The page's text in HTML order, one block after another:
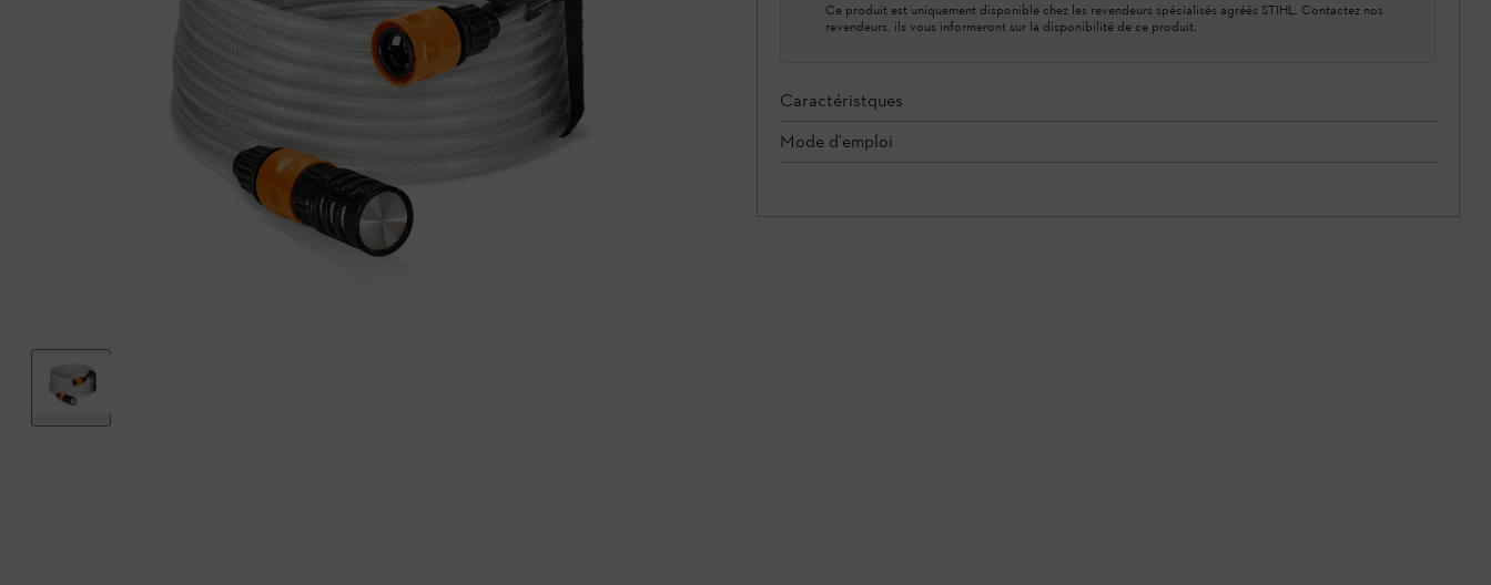
Ce produit est uniquement disponible chez les revendeurs spécialisés agréés STIHL. Contactez nos
revendeurs, ils vous informeront sur la disponibilité de ce produit.
Caractéristques
Mode d'emploi